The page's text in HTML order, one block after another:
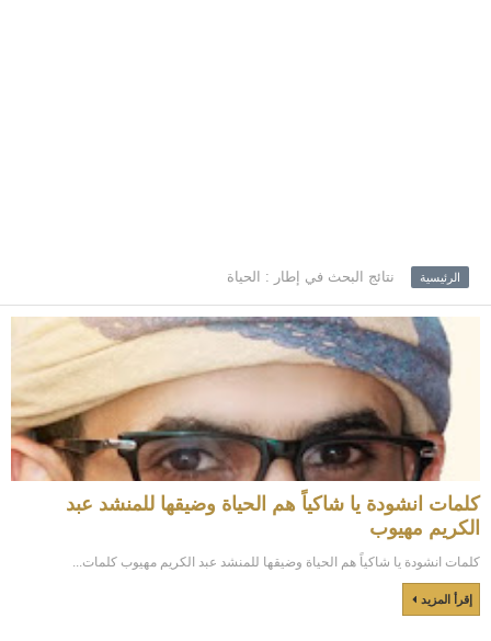
الرئيسية نتائج البحث في إطار : الحياة
كلمات انشودة يا شاكياً هم الحياة وضيقها للمنشد عبد
الكريم مهيوب
كلمات انشودة يا شاكياً هم الحياة وضيقها للمنشد عبد الكريم مهيوب كلمات...
إقرأ المزيد